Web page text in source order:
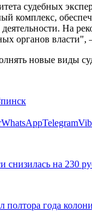
судебных
комплекс,
На
органов
новые виды
WhatsAppTelegram
снизилась на 230
года